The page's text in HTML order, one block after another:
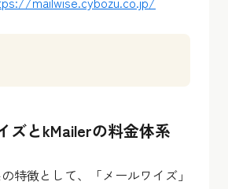
ズとkMailerの料金体系
特徴として、「メールワイズ」